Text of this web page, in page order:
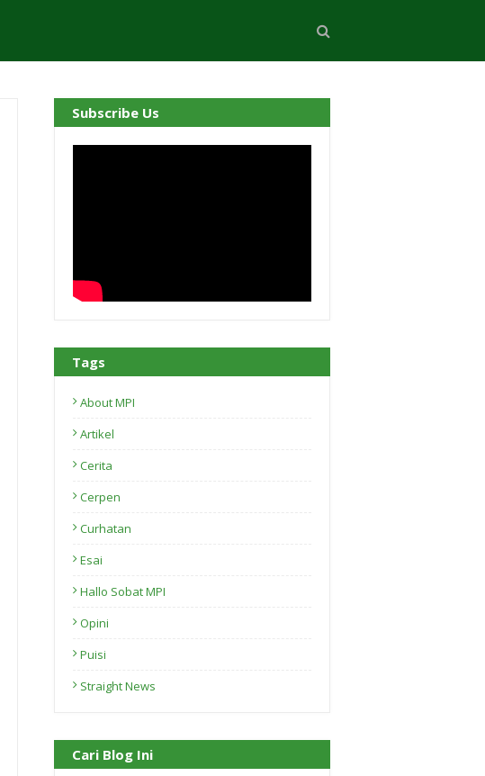
Subscribe Us
Tags
About MPI
Artikel
Cerita
Cerpen
Curhatan
Esai
Hallo Sobat MPI
Opini
Puisi
Straight News
Cari Blog Ini